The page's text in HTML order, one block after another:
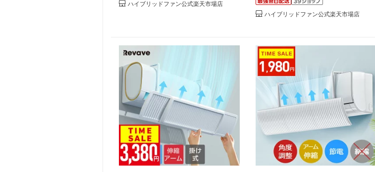
ハイブリッドファン公式楽天市場店
ハイブリッドファン公式楽天市場店